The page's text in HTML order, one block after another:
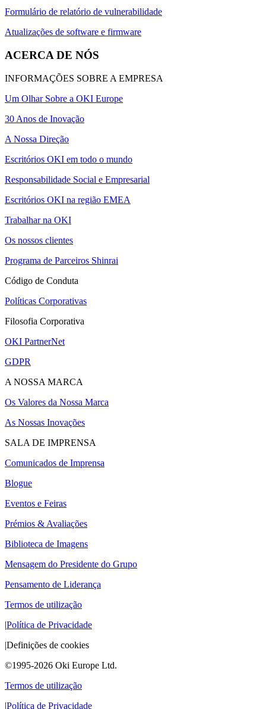
Formulário de relatório de vulnerabilidade
Atualizações de software e firmware
ACERCA DE NÓS
INFORMAÇÕES SOBRE A EMPRESA
Um Olhar Sobre a OKI Europe
30 Anos de Inovação
A Nossa Direção
Escritórios OKI em todo o mundo
Responsabilidade Social e Empresarial
Escritórios OKI na região EMEA
Trabalhar na OKI
Os nossos clientes
Programa de Parceiros Shinrai
Código de Conduta
Políticas Corporativas
Filosofia Corporativa
OKI PartnerNet
GDPR
A NOSSA MARCA
Os Valores da Nossa Marca
As Nossas Inovações
SALA DE IMPRENSA
Comunicados de Imprensa
Blogue
Eventos e Feiras
Prémios & Avaliações
Biblioteca de Imagens
Mensagem do Presidente do Grupo
Pensamento de Liderança
Termos de utilização
|Política de Privacidade
|Definições de cookies
©1995-2026 Oki Europe Ltd.
Termos de utilização
|Política de Privacidade